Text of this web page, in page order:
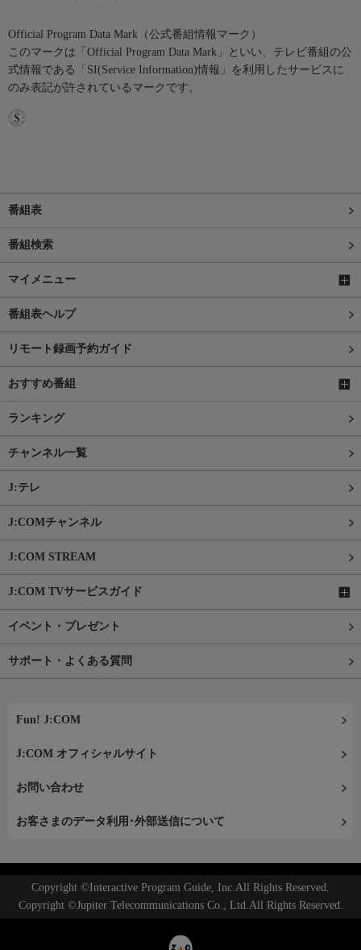
Official Program Data Mark（公式番組情報マーク）
このマークは「Official Program Data Mark」といい、テレビ番組の公
式情報である「SI(Service Information)情報」を利用したサービスに
のみ表記が許されているマークです。
番組表
番組検索
マイメニュー
番組表ヘルプ
リモート録画予約ガイド
おすすめ番組
ランキング
チャンネル一覧
J:テレ
J:COMチャンネル
J:COM STREAM
J:COM TVサービスガイド
イベント・プレゼント
サポート・よくある質問
Fun! J:COM
J:COM オフィシャルサイト
お問い合わせ
お客さまのデータ利用･外部送信について
Copyright ©Interactive Program Guide, Inc.All Rights Reserved.
Copyright ©Jupiter Telecommunications Co., Ltd.All Rights Reserved.